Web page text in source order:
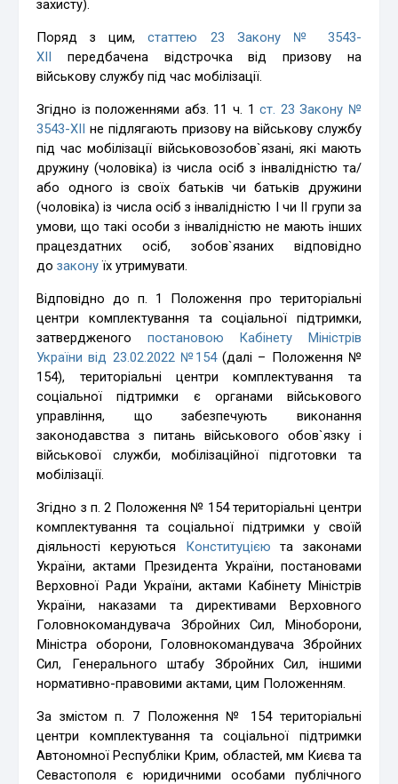
захисту).
Поряд з цим,статтею 23 Закону № 3543-
XII передбачена відстрочка від призову на
військову службу під час мобілізації.
Згідно із положеннями абз. 11 ч. 1ст. 23 Закону №
3543-XII не підлягають призову на військову службу
під час мобілізації військовозобов`язані, які мають
дружину (чоловіка) із числа осіб з інвалідністю та/
або одного із своїх батьків чи батьків дружини
(чоловіка) із числа осіб з інвалідністю I чи II групи за
умови, що такі особи з інвалідністю не мають інших
працездатних осіб, зобов`язаних відповідно
дозаконуїх утримувати.
Відповідно до п. 1 Положення про територіальні
центри комплектування та соціальної підтримки,
затвердженого постановою Кабінету Міністрів
України від 23.02.2022 №154(далі – Положення №
154), територіальні центри комплектування та
соціальної підтримки є органами військового
управління, що забезпечують виконання
законодавства з питань військового обов`язку і
військової служби, мобілізаційної підготовки та
мобілізації.
Згідно з п. 2 Положення № 154 територіальні центри
комплектування та соціальної підтримки у своїй
діяльності керуються Конституцією та законами
України, актами Президента України, постановами
Верховної Ради України, актами Кабінету Міністрів
України, наказами та директивами Верховного
Головнокомандувача Збройних Сил, Міноборони,
Міністра оборони, Головнокомандувача Збройних
Сил, Генерального штабу Збройних Сил, іншими
нормативно-правовими актами, цим Положенням.
За змістом п. 7 Положення № 154 територіальні
центри комплектування та соціальної підтримки
Автономної Республіки Крим, областей, мм Києва та
Севастополя є юридичними особами публічного